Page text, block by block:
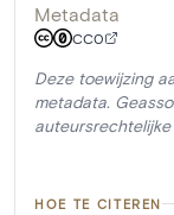
Metadata
CC0
Deze toewijzing
metadata.
HOE TE CITEREN